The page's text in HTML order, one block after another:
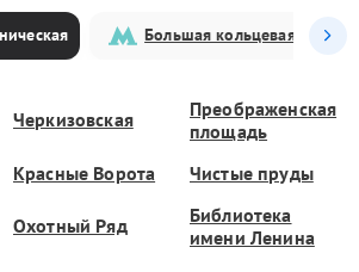
Большая кольцевая
Черкизовская
Преображенская
площадь
Красные Ворота Чистые пруды
Охотный Ряд
Библиотека
имени Ленина